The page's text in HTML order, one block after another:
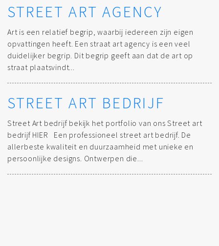
STREET ART AGENCY
Art is een relatief begrip, waarbij iedereen zijn eigen
opvattingen heeft. Een straat art agency is een veel
duidelijker begrip. Dit begrip geeft aan dat de art op
straat plaatsvindt...
STREET ART BEDRIJF
Street Art bedrijf bekijk het portfolio van ons Street art
bedrijf HIER Een professioneel street art bedrijf. De
allerbeste kwaliteit en duurzaamheid met unieke en
persoonlijke designs. Ontwerpen die...